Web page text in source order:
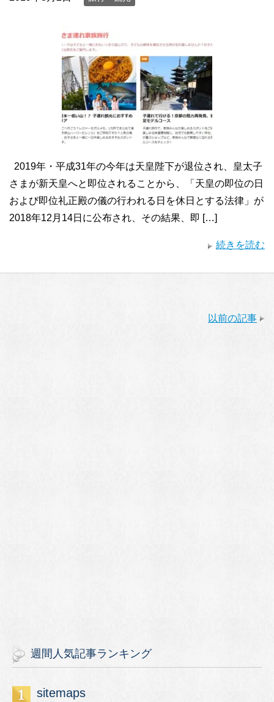
2019年・平成31年の今年は天皇陛下が退位され、皇太子
さまが新天皇へと即位されることから、「天皇の即位の日
および即位礼正殿の儀の行われる日を休日とする法律」が
2018年12月14日に公布され、その結果、即 […]
続きを読む
以前の記事
週間人気記事ランキング
sitemaps